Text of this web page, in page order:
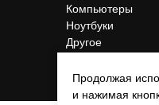
Продолжая
и нажимая
Компьютеры
Ноутбуки
Другое